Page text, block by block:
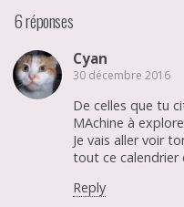
6 réponses
Cyan
30 décembre 2016
De celles que tu
MAchine à
Je vais aller voir
tout ce calendrier
Reply